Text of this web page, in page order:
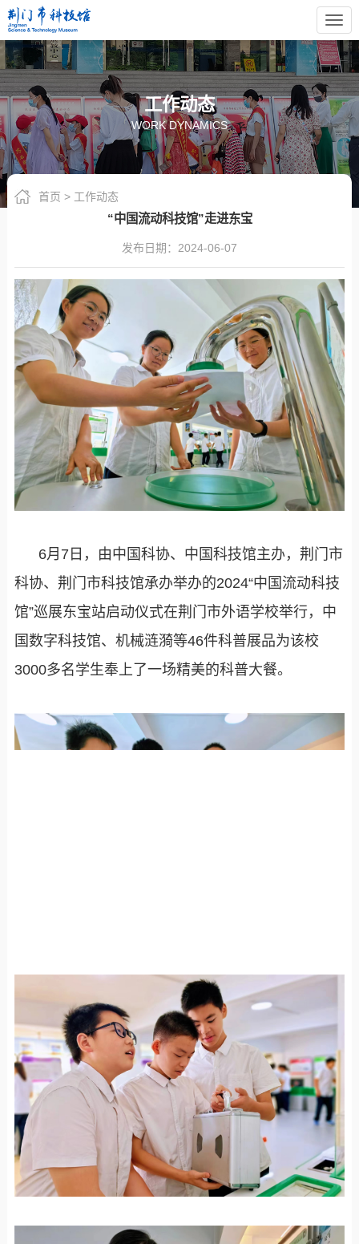
工作动态
WORK DYNAMICS
首页 > 工作动态
“中国流动科技馆”走进东宝
发布日期：2024-06-07
6月7日，由中国科协、中国科技馆主办，荆门市
科协、荆门市科技馆承办举办的2024“中国流动科技
馆”巡展东宝站启动仪式在荆门市外语学校举行，中
国数字科技馆、机械涟漪等46件科普展品为该校
3000多名学生奉上了一场精美的科普大餐。